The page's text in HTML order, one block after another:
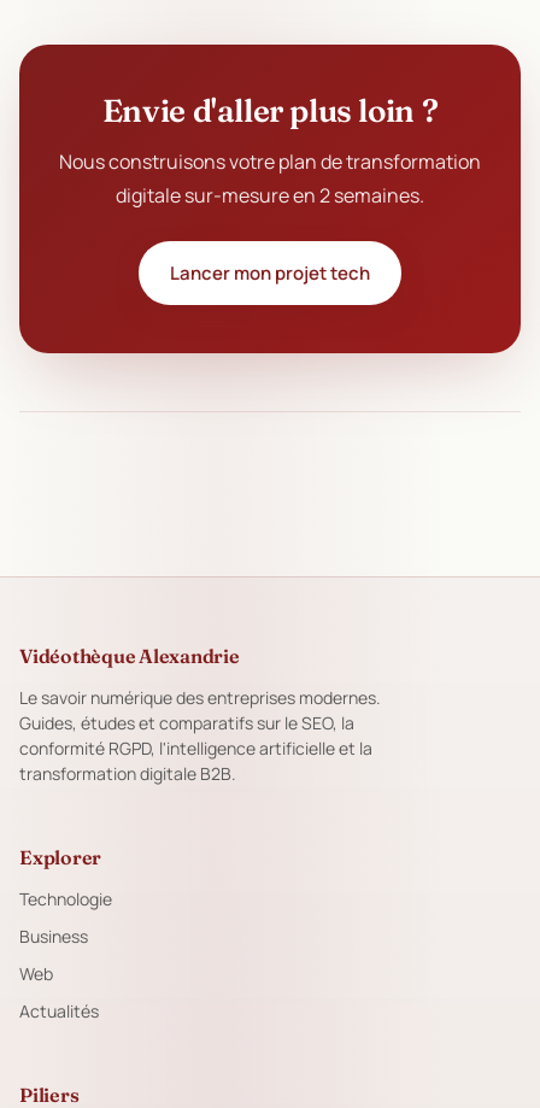
Envie d'aller plus loin ?
Nous construisons votre plan de transformation
digitale sur-mesure en 2 semaines.
Lancer mon projet tech
Vidéothèque Alexandrie
Le savoir numérique des entreprises modernes.
Guides, études et comparatifs sur le SEO, la
conformité RGPD, l'intelligence artificielle et la
transformation digitale B2B.
Explorer
Technologie
Business
Web
Actualités
Piliers